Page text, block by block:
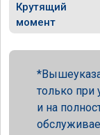
Крутящий
момент
только при
и на